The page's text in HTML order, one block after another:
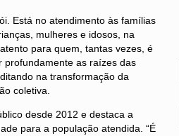
Está no atendimento às famílias
mulheres e idosos, na
para quem, tantas vezes, é
profundamente as raízes das
na transformação da
coletiva.
desde 2012 e destaca a
para a população atendida. “É